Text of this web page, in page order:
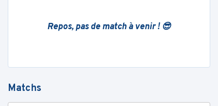
Repos, pas de match à venir ! 😎
Matchs